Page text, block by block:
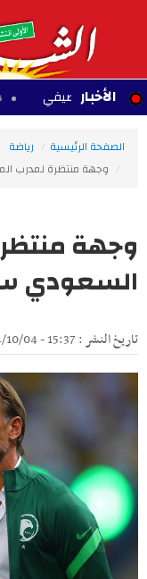
الأخبار 11:45 - 2026/08/06
الصفحة الرئيسية
رياضة
وجهة منتظرة لمدرب
وجهة
السعودي
تاريخ النشر : 15:37 - 2024/10/04